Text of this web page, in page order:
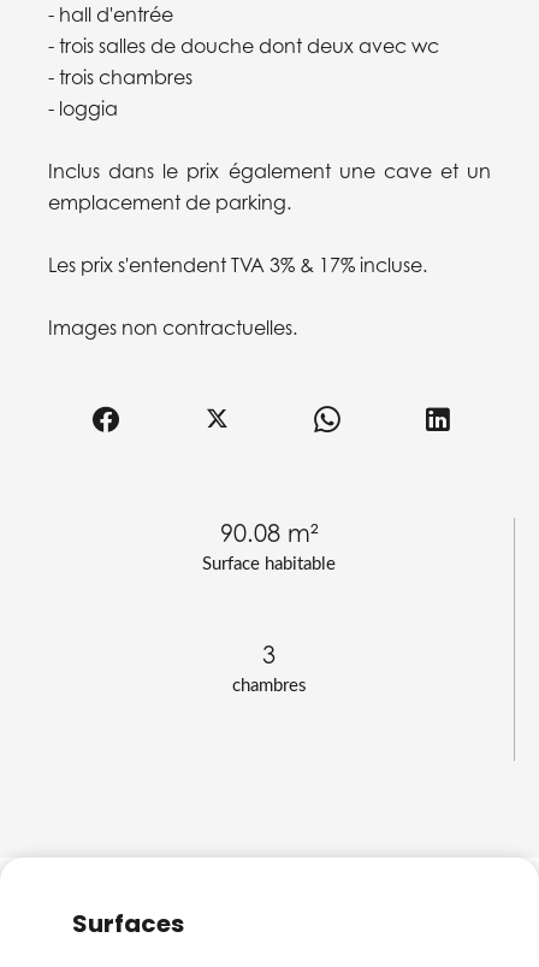
Surface habitable
90.08 m²
chambres
3
- hall d'entrée
- trois salles de douche dont deux avec wc
- trois chambres
- loggia
Inclus dans le prix également une cave et un
emplacement de parking.
Les prix s'entendent TVA 3% & 17% incluse.
Images non contractuelles.
Surfaces